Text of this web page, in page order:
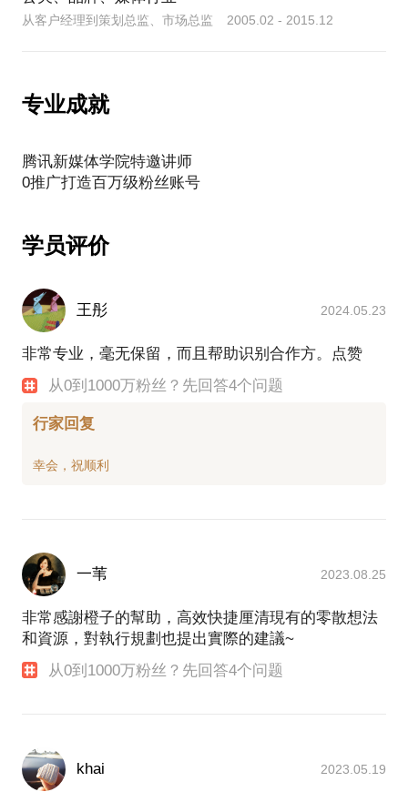
从客户经理到策划总监、市场总监 2005.02 - 2015.12
专业成就
腾讯新媒体学院特邀讲师
学员评价
王彤 2024.05.23
非常专业，毫无保留，而且帮助识别合作方。点赞
从0到1000万粉丝？先回答4个问题
行家回复
一苇 2023.08.25
非常感謝橙子的幫助，高效快捷厘清現有的零散想法
和資源，對執行規劃也提出實際的建議~
从0到1000万粉丝？先回答4个问题
khai 2023.05.19